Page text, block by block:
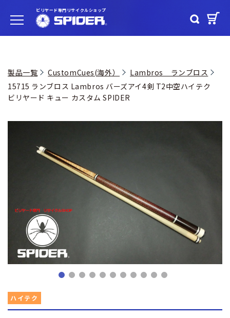
ビリヤード専門リサイクルショップ
製品一覧 CustomCues(海外）
Lambros ランブロス
15715 ランブロス Lambros バーズアイ4剣 T2中空ハイテク
ビリヤード キュー カスタム SPIDER
ハイテク